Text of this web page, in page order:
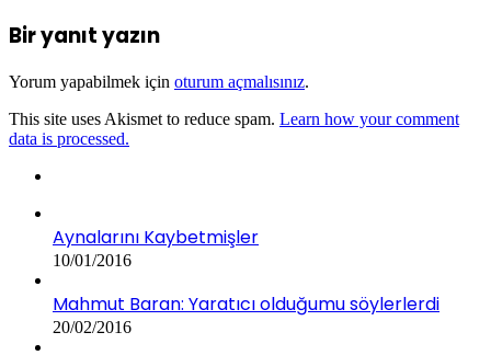
Bir yanıt yazın
Yorum yapabilmek için oturum açmalısınız.
This site uses Akismet to reduce spam. Learn how your comment
data is processed.
Aynalarını Kaybetmişler
10/01/2016
Mahmut Baran: Yaratıcı olduğumu söylerlerdi
20/02/2016